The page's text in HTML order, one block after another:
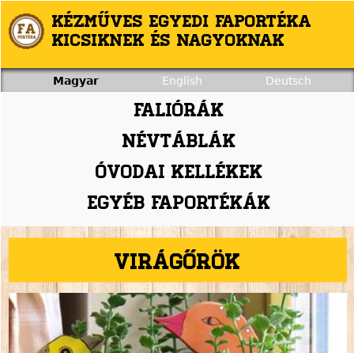
Kézműves egyedi faportéka
kicsiknek és nagyoknak
Magyar English Deutsch
Faliórák
Névtáblák
Óvodai kellékek
Egyéb faportékák
Virágőrök